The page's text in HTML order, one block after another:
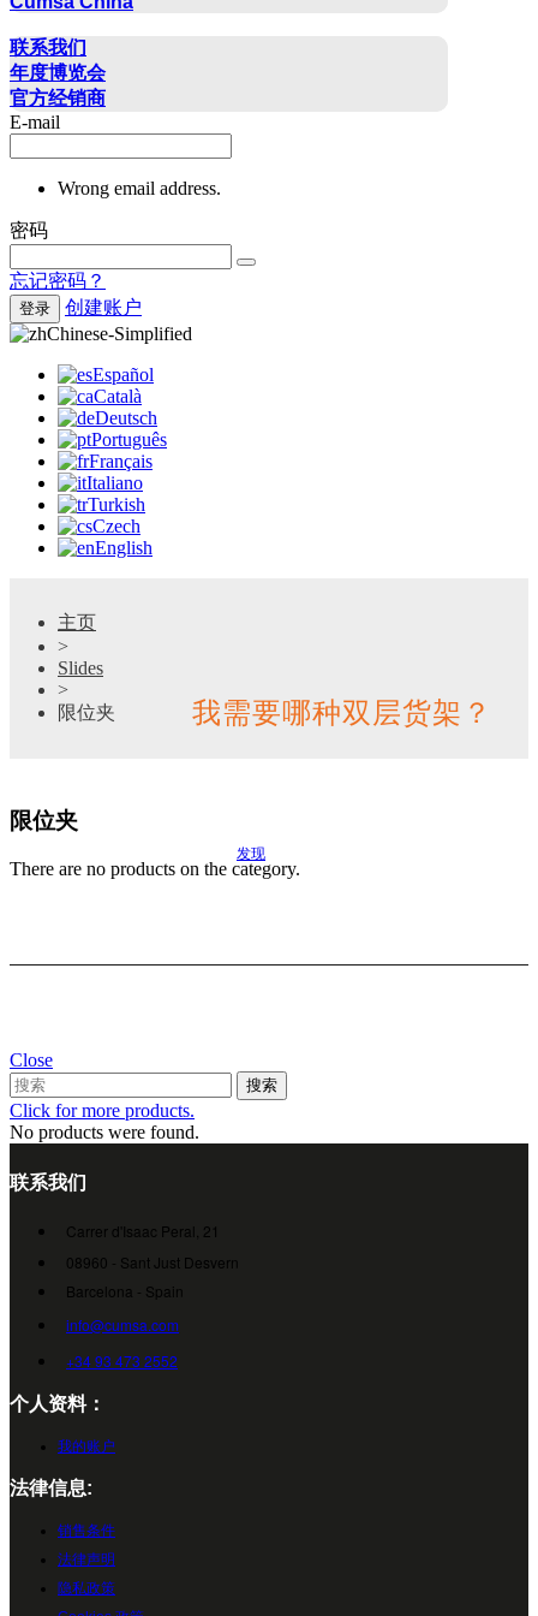
联系我们
年度博览会
官方经销商
E-mail
Wrong email address.
密码
忘记密码？
登录
创建账户
Chinese-Simplified
Español
Català
Deutsch
Português
Français
Italiano
Turkish
Czech
English
主页
>
Slides
>
限位夹
限位夹
There are no products on the category.
我需要哪种双层货架？
发现
Close
搜索
Click for more products.
No products were found.
联系我们
Carrer d'Isaac Peral, 21
08960 - Sant Just Desvern
Barcelona - Spain
info@cumsa.com
+34 93 473 2552
个人资料：
我的账户
法律信息:
销售条件
法律声明
隐私政策